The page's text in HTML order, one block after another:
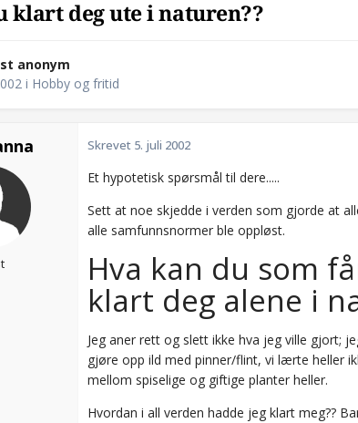
klart deg ute i naturen??
anonym
i Hobby og fritid
Skrevet 5. juli 2002
Et hypotetisk spørsmål til dere.....
Sett at noe skjedde i verden som gjorde at
alle samfunnsnormer ble oppløst.
Hva kan du som
klart deg alene i
Jeg aner rett og slett ikke hva jeg ville gjort;
gjøre opp ild med pinner/flint, vi lærte heller
mellom spiselige og giftige planter heller.
Hvordan i all verden hadde jeg klart meg??